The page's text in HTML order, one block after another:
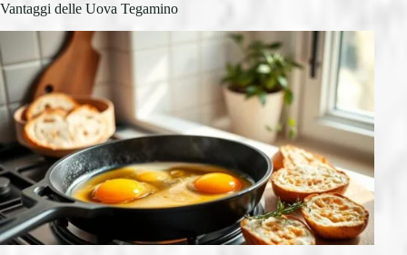
Vantaggi delle Uova Tegamino